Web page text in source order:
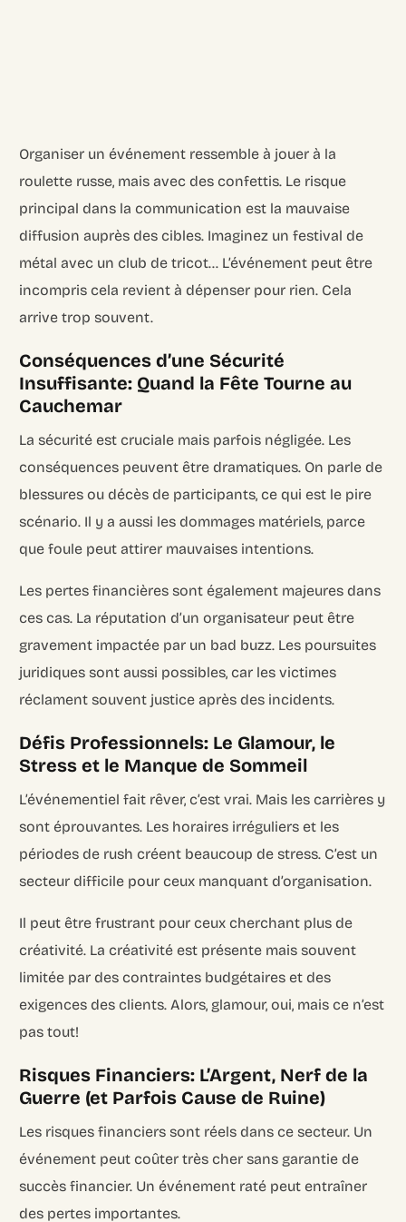
Organiser un événement ressemble à jouer à la
roulette russe, mais avec des confettis. Le risque
principal dans la communication est la mauvaise
diffusion auprès des cibles. Imaginez un festival de
métal avec un club de tricot… L’événement peut être
incompris cela revient à dépenser pour rien. Cela
arrive trop souvent.
Conséquences d’une Sécurité
Insuffisante: Quand la Fête Tourne au
Cauchemar
La sécurité est cruciale mais parfois négligée. Les
conséquences peuvent être dramatiques. On parle de
blessures ou décès de participants, ce qui est le pire
scénario. Il y a aussi les dommages matériels, parce
que foule peut attirer mauvaises intentions.
Les pertes financières sont également majeures dans
ces cas. La réputation d’un organisateur peut être
gravement impactée par un bad buzz. Les poursuites
juridiques sont aussi possibles, car les victimes
réclament souvent justice après des incidents.
Défis Professionnels: Le Glamour, le
Stress et le Manque de Sommeil
L’événementiel fait rêver, c’est vrai. Mais les carrières y
sont éprouvantes. Les horaires irréguliers et les
périodes de rush créent beaucoup de stress. C’est un
secteur difficile pour ceux manquant d’organisation.
Il peut être frustrant pour ceux cherchant plus de
créativité. La créativité est présente mais souvent
limitée par des contraintes budgétaires et des
exigences des clients. Alors, glamour, oui, mais ce n’est
pas tout!
Risques Financiers: L’Argent, Nerf de la
Guerre (et Parfois Cause de Ruine)
Les risques financiers sont réels dans ce secteur. Un
événement peut coûter très cher sans garantie de
succès financier. Un événement raté peut entraîner
des pertes importantes.